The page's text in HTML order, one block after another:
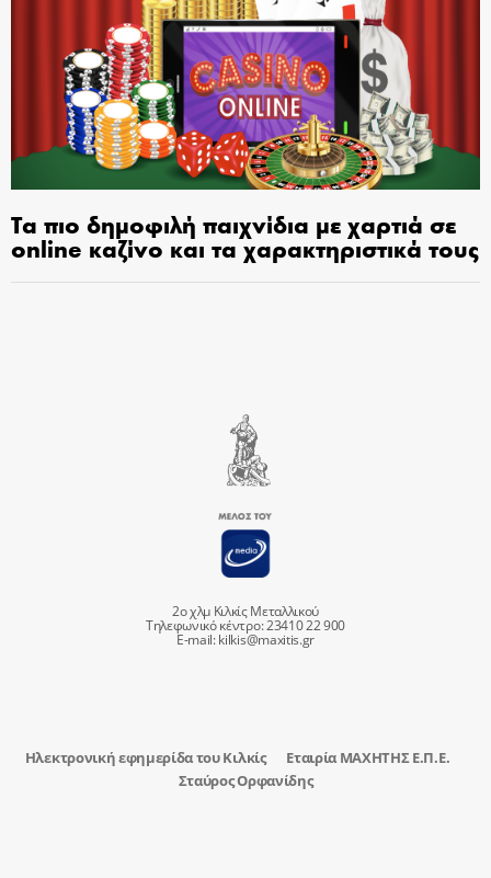
Τα πιο δημοφιλή παιχνίδια με χαρτιά σε
online καζίνο και τα χαρακτηριστικά τους
2ο χλμ Κιλκίς Μεταλλικού
Τηλεφωνικό κέντρο: 23410 22 900
E-mail:kilkis@maxitis.gr
Ηλεκτρονική εφημερίδα του Κιλκίς
Εταιρία ΜΑΧΗΤΗΣ Ε.Π.Ε.
Σταύρος Ορφανίδης